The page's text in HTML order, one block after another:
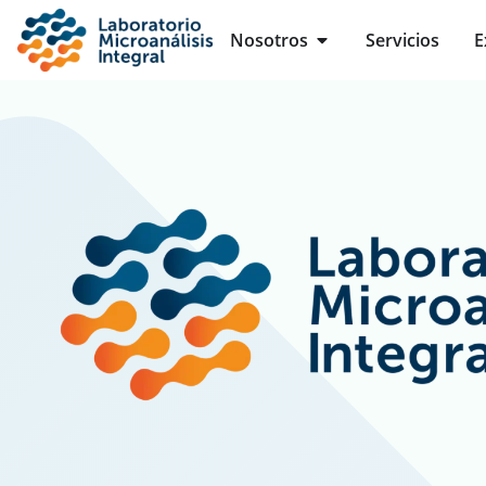
contenido
Nosotros Open Nosotros
Servicios